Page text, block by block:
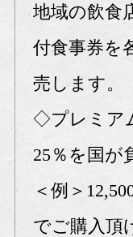
地域の飲食
付食事券を
売します。
◇プレミア
25％を国が
＜例＞
でご購入頂